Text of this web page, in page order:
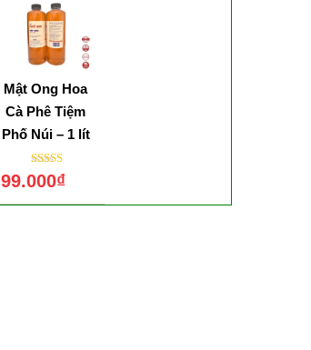
Mật Ong Hoa
Cà Phê Tiệm
Phố Núi – 1 lít
Được xếp hạng
5.00
99.000₫